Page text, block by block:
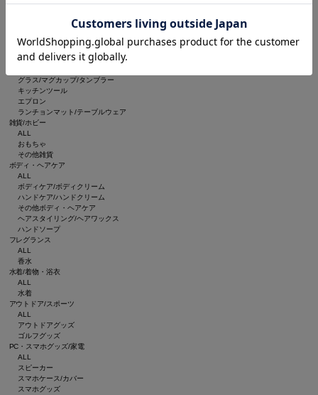
ルームフレグランス/お香
収納グッズ
食器/キッチン
ALL
グラス/マグカップ/タンブラー
キッチンツール
エプロン
ランチョンマット/テーブルウェア
雑貨/ホビー
ALL
おもちゃ
その他雑貨
ボディ・ヘアケア
ALL
ボディケア/ボディクリーム
ハンドケア/ハンドクリーム
その他ボディ・ヘアケア
ヘアスタイリング/ヘアワックス
ハンドソープ
フレグランス
ALL
香水
水着/着物・浴衣
ALL
水着
アウトドア/スポーツ
ALL
アウトドアグッズ
ゴルフグッズ
PC・スマホグッズ/家電
ALL
スピーカー
スマホケース/カバー
スマホグッズ